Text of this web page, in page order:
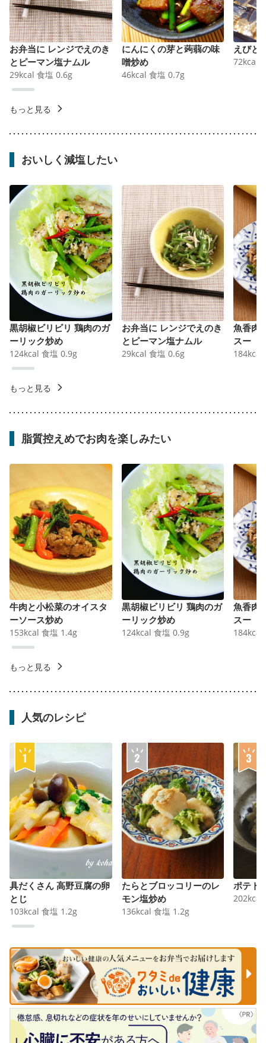
お弁当に レンジでえのき
とピーマン塩ナムル
29kcal 食塩 0.6g
にんにくの芽と蒟蒻の味
噌炒め
46kcal 食塩 0.7g
えびと
72kcal
もっと見る
おいしく減塩したい
黒胡椒ビリビリ 鶏肉のガ
ーリック炒め
124kcal 食塩 0.9g
お弁当に レンジでえのき
とピーマン塩ナムル
29kcal 食塩 0.6g
魚香肉
スー
184kcal
もっと見る
脂質控えめでお肉を楽しみたい
牛肉と小松菜のオイスタ
ーソース炒め
153kcal 食塩 1.4g
黒胡椒ビリビリ 鶏肉のガ
ーリック炒め
124kcal 食塩 0.9g
魚香肉
スー
184kcal
もっと見る
人気のレシピ
具だくさん 高野豆腐の卵
とじ
103kcal 食塩 1.2g
たらとブロッコリーのレ
モン塩炒め
136kcal 食塩 1.2g
ポテト
202kcal